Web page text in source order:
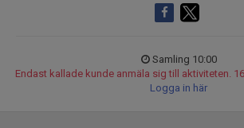
Samling 10:00
Endast kallade kunde anmäla sig till aktiviteten.
Logga in här